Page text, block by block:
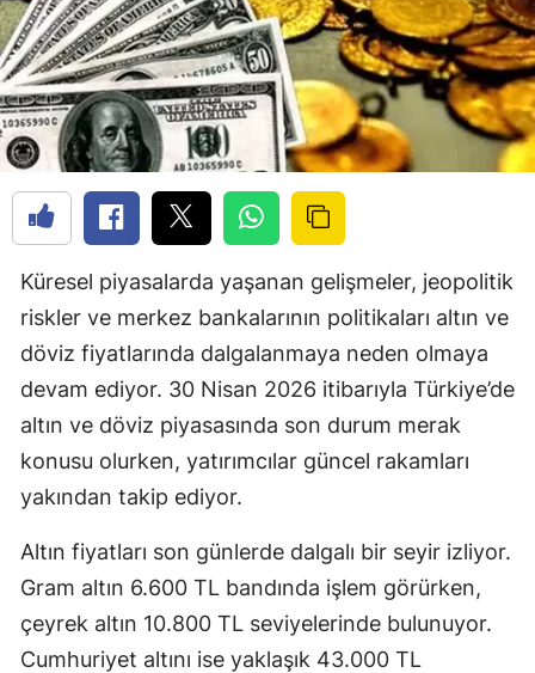
Küresel piyasalarda yaşanan gelişmeler, jeopolitik
riskler ve merkez bankalarının politikaları altın ve
döviz fiyatlarında dalgalanmaya neden olmaya
devam ediyor. 30 Nisan 2026 itibarıyla Türkiye’de
altın ve döviz piyasasında son durum merak
konusu olurken, yatırımcılar güncel rakamları
yakından takip ediyor.
Altın fiyatları son günlerde dalgalı bir seyir izliyor.
Gram altın 6.600 TL bandında işlem görürken,
çeyrek altın 10.800 TL seviyelerinde bulunuyor.
Cumhuriyet altını ise yaklaşık 43.000 TL